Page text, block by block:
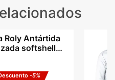
Roly Antártida
softshell
-5%